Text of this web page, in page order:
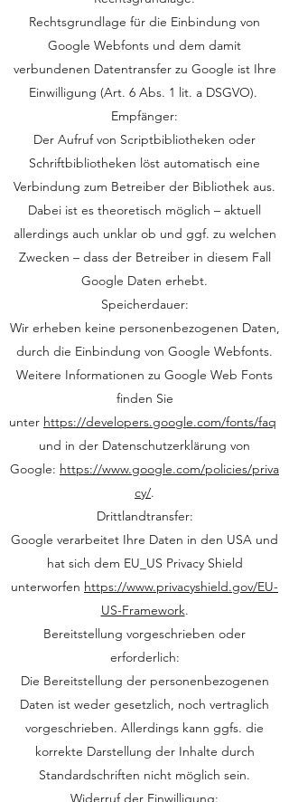
Rechtsgrundlage für die Einbindung von
Google Webfonts und dem damit
verbundenen Datentransfer zu Google ist Ihre
Einwilligung (Art. 6 Abs. 1 lit. a DSGVO).
Empfänger:
Der Aufruf von Scriptbibliotheken oder
Schriftbibliotheken löst automatisch eine
Verbindung zum Betreiber der Bibliothek aus.
Dabei ist es theoretisch möglich – aktuell
allerdings auch unklar ob und ggf. zu welchen
Zwecken – dass der Betreiber in diesem Fall
Google Daten erhebt.
Speicherdauer:
Wir erheben keine personenbezogenen Daten,
durch die Einbindung von Google Webfonts.
Weitere Informationen zu Google Web Fonts
finden Sie
unter https://developers.google.com/fonts/faq
und in der Datenschutzerklärung von
Google: https://www.google.com/policies/priva
cy/.
Drittlandtransfer:
Google verarbeitet Ihre Daten in den USA und
hat sich dem EU_US Privacy Shield
unterworfen https://www.privacyshield.gov/EU-
US-Framework.
Bereitstellung vorgeschrieben oder
erforderlich:
Die Bereitstellung der personenbezogenen
Daten ist weder gesetzlich, noch vertraglich
vorgeschrieben. Allerdings kann ggfs. die
korrekte Darstellung der Inhalte durch
Standardschriften nicht möglich sein.
Widerruf der Einwilligung: